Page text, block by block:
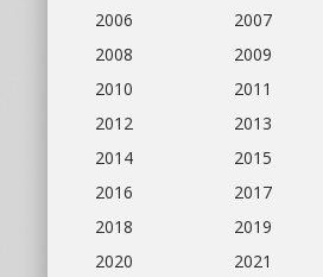
2006
2007
2008
2009
2010
2011
2012
2013
2014
2015
2016
2017
2018
2019
2020
2021